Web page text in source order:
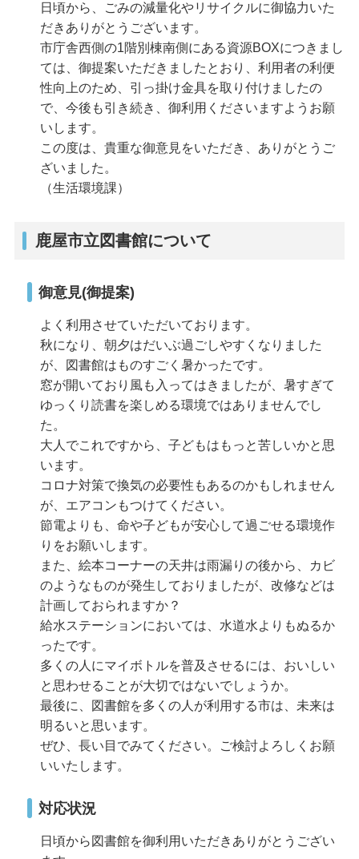
日頃から、ごみの減量化やリサイクルに御協力いた
だきありがとうございます。
市庁舎西側の1階別棟南側にある資源BOXにつきまし
ては、御提案いただきましたとおり、利用者の利便
性向上のため、引っ掛け金具を取り付けましたの
で、今後も引き続き、御利用くださいますようお願
いします。
この度は、貴重な御意見をいただき、ありがとうご
ざいました。
（生活環境課）
鹿屋市立図書館について
御意見(御提案)
よく利用させていただいております。
秋になり、朝夕はだいぶ過ごしやすくなりました
が、図書館はものすごく暑かったです。
窓が開いており風も入ってはきましたが、暑すぎて
ゆっくり読書を楽しめる環境ではありませんでし
た。
大人でこれですから、子どもはもっと苦しいかと思
います。
コロナ対策で換気の必要性もあるのかもしれません
が、エアコンもつけてください。
節電よりも、命や子どもが安心して過ごせる環境作
りをお願いします。
また、絵本コーナーの天井は雨漏りの後から、カビ
のようなものが発生しておりましたが、改修などは
計画しておられますか？
給水ステーションにおいては、水道水よりもぬるか
ったです。
多くの人にマイボトルを普及させるには、おいしい
と思わせることが大切ではないでしょうか。
最後に、図書館を多くの人が利用する市は、未来は
明るいと思います。
ぜひ、長い目でみてください。ご検討よろしくお願
いいたします。
対応状況
日頃から図書館を御利用いただきありがとうござい